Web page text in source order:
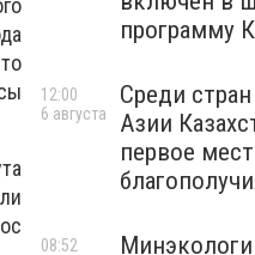
программу
Среди
Азии
первое
12:00
6 августа
08:52